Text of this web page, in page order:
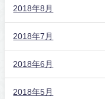
2018年8月
2018年7月
2018年6月
2018年5月